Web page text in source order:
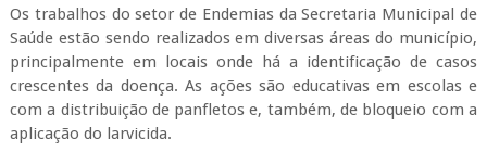
Os trabalhos do setor de Endemias da Secretaria Municipal de
Saúde estão sendo realizados em diversas áreas do município,
principalmente em locais onde há a identificação de casos
crescentes da doença. As ações são educativas em escolas e
com a distribuição de panfletos e, também, de bloqueio com a
aplicação do larvicida.